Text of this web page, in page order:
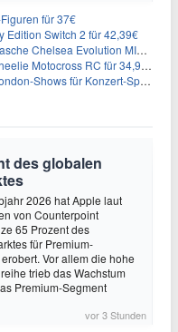
für 37€
Edition Switch 2 für 42,39€
Evolution MID 54L für 29,99€
Motocross RC für 34,99€
Shows für Konzert-Special filmen
des globalen
2026 hat Apple laut
von Counterpoint
65 Prozent des
für Premium-
Vor allem die hohe
trieb das Wachstum
Premium-Segment
vor 3 Stunden